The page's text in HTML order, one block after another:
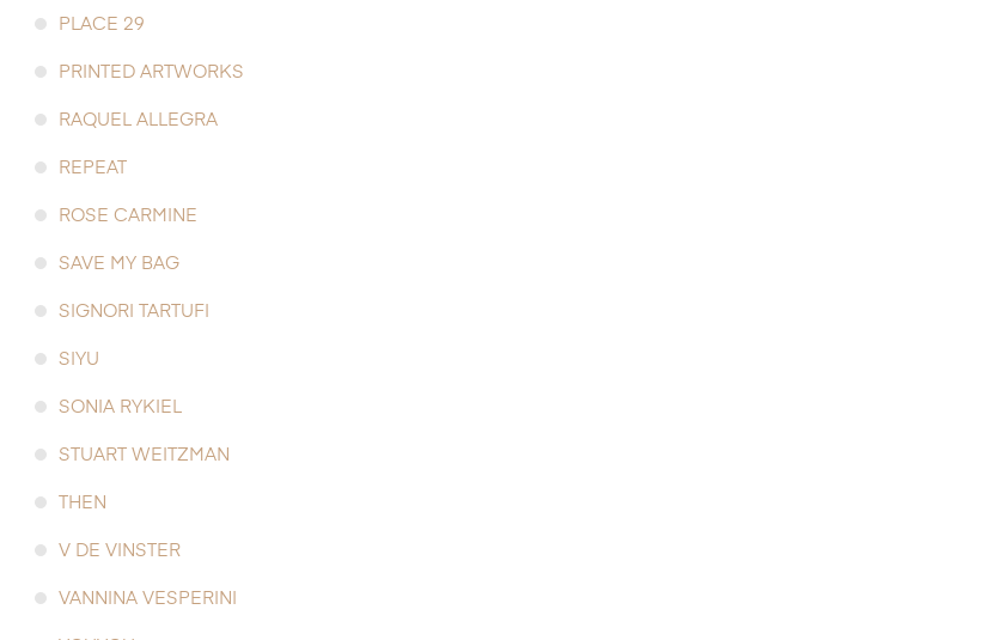
PLACE 29
PRINTED ARTWORKS
RAQUEL ALLEGRA
REPEAT
ROSE CARMINE
SAVE MY BAG
SIGNORI TARTUFI
SIYU
SONIA RYKIEL
STUART WEITZMAN
THEN
V DE VINSTER
VANNINA VESPERINI